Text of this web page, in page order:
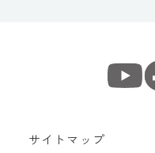
サイトマップ